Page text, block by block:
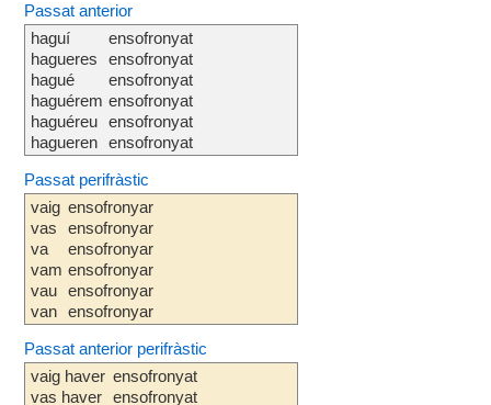
Passat anterior
haguí
hagueres
hagué
haguérem
haguéreu
hagueren
ensofronyat
ensofronyat
ensofronyat
ensofronyat
ensofronyat
ensofronyat
Passat perifràstic
vaig
vas
va
vam
vau
van
ensofronyar
ensofronyar
ensofronyar
ensofronyar
ensofronyar
ensofronyar
Passat anterior perifràstic
vaig haver
vas haver
ensofronyat
ensofronyat